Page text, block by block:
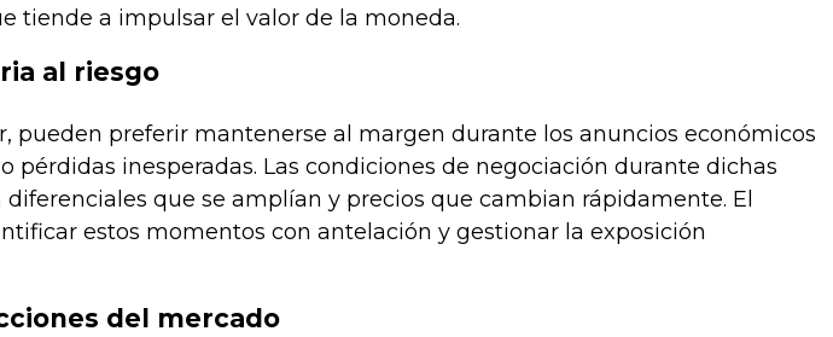
tiende a impulsar el valor de la moneda.
al riesgo
pueden preferir mantenerse al margen durante los anuncios económicos
pérdidas inesperadas. Las condiciones de negociación durante dichas
que se amplían y precios que cambian rápidamente. El
estos momentos con antelación y gestionar la exposición
del mercado